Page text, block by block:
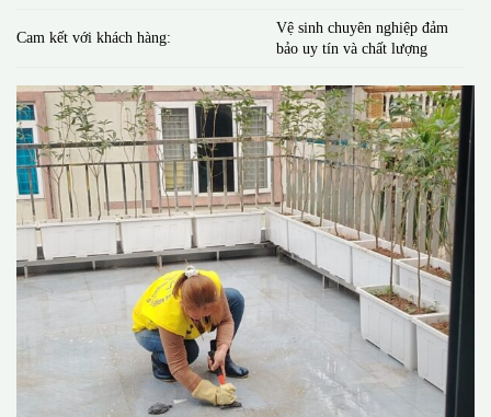
Cam kết với khách hàng:
Vệ sinh chuyên nghiệp đảm
bảo uy tín và chất lượng